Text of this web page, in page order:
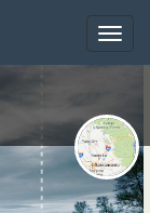
Toggle
Toggle